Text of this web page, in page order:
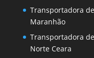
Transportadora
Maranhão
Transportadora
Norte Ceara